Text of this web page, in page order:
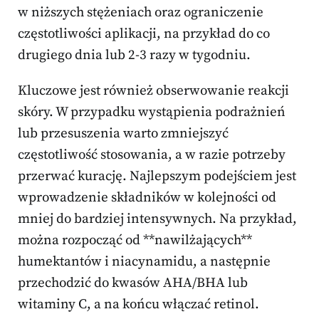
w niższych stężeniach oraz ograniczenie
częstotliwości aplikacji, na przykład do co
drugiego dnia lub 2-3 razy w tygodniu.
Kluczowe jest również obserwowanie reakcji
skóry. W przypadku wystąpienia podrażnień
lub przesuszenia warto zmniejszyć
częstotliwość stosowania, a w razie potrzeby
przerwać kurację. Najlepszym podejściem jest
wprowadzenie składników w kolejności od
mniej do bardziej intensywnych. Na przykład,
można rozpocząć od **nawilżających**
humektantów i niacynamidu, a następnie
przechodzić do kwasów AHA/BHA lub
witaminy C, a na końcu włączać retinol.